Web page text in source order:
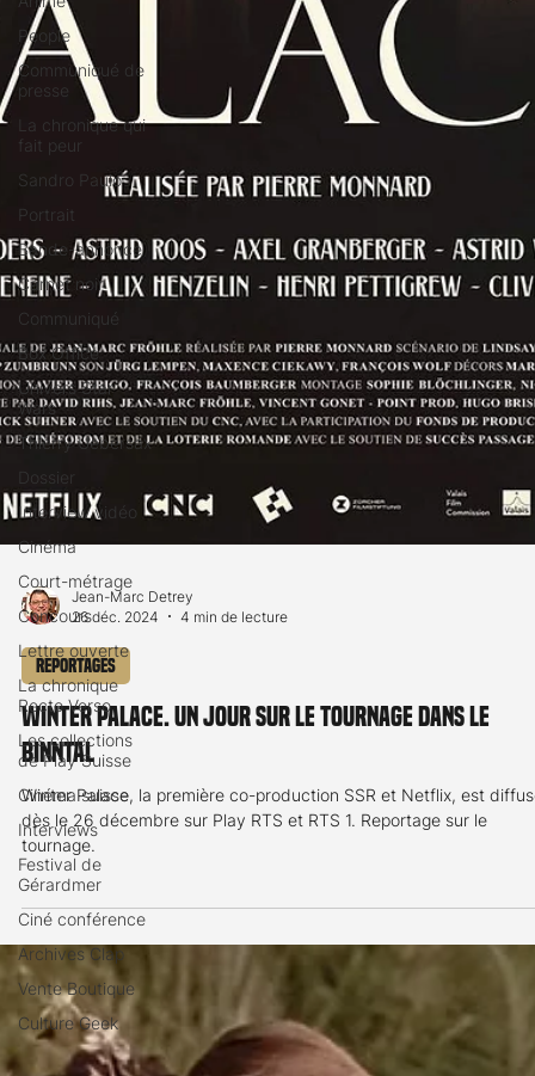
People
Communiqué de
presse
La chronique qui
fait peur
Sandro Paulo
Portrait
Bande-annonce
Carnet noir
Communiqué
Box Office
Univers Star
Wars
Thierry Uebersax
Dossier
Interview vidéo
Cinéma
Court-métrage
Concours
Lettre ouverte
La chronique
Recto Verso
Les collections
de Play Suisse
Cinéma suisse
Interviews
Festival de
Gérardmer
Ciné conférence
Archives Clap
Vente Boutique
Culture Geek
26 déc. 2024
Reportages
Winter Palace. Un jour sur le tournage dans le
Binntal
Winter Palace, la première co-production SSR et Netflix, est
dès le 26 décembre sur Play RTS et RTS 1. Reportage sur le
tournage.